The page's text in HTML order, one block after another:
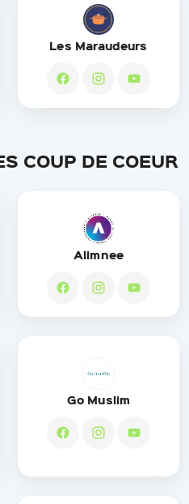
Les Maraudeurs
COUP DE COEUR
Alimnee
Go Muslim